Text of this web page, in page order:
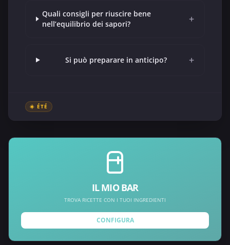
Quali consigli per riuscire bene
nell’equilibrio dei sapori?
+
Si può preparare in anticipo? +
☀️ ÉTÉ
IL MIO BAR
TROVA RICETTE CON I TUOI INGREDIENTI
CONFIGURA